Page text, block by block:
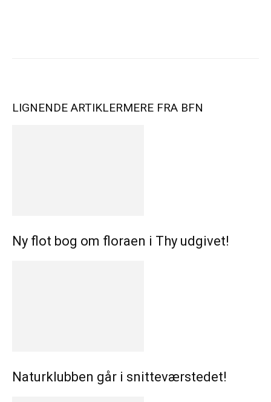
LIGNENDE ARTIKLERMERE FRA BFN
Ny flot bog om floraen i Thy udgivet!
Naturklubben går i snitteværstedet!